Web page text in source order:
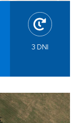
3 DNI